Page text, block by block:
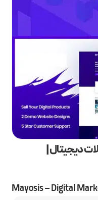
دیجیتال |
Mayosis – Digital